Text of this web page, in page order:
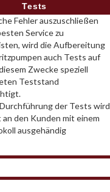
Tests
Fehler auszuschließen
Service zu
wird die Aufbereitung
auch Tests auf
Zwecke speziell
Teststand
der Tests wird
an den Kunden mit einem
ausgehändig